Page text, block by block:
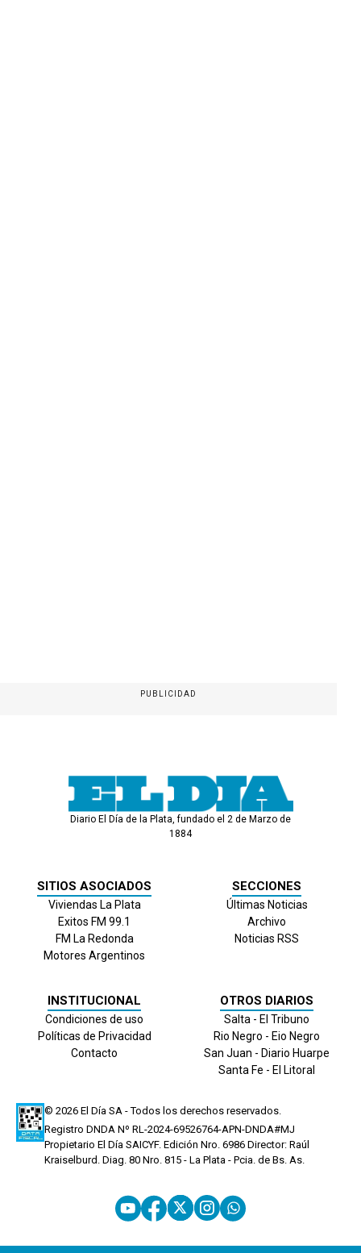
PUBLICIDAD
Diario El Día de la Plata, fundado el 2 de Marzo de
1884
SITIOS ASOCIADOS
Viviendas La Plata
Exitos FM 99.1
FM La Redonda
Motores Argentinos
SECCIONES
Últimas Noticias
Archivo
Noticias RSS
INSTITUCIONAL
Condiciones de uso
Políticas de Privacidad
Contacto
OTROS DIARIOS
Salta - El Tribuno
Rio Negro - Eio Negro
San Juan - Diario Huarpe
Santa Fe - El Litoral
© 2026 El Día SA - Todos los derechos reservados.
Registro DNDA Nº RL-2024-69526764-APN-DNDA#MJ
Propietario El Día SAICYF. Edición Nro. 6986 Director: Raúl
Kraiselburd. Diag. 80 Nro. 815 - La Plata - Pcia. de Bs. As.